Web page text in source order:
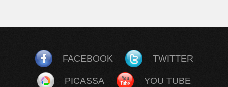
FACEBOOK TWITTER
PICASSA YOU TUBE